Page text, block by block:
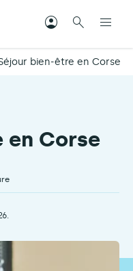
bien-être en Corse
en Corse